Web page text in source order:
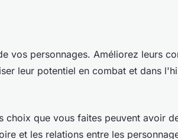
vos personnages. Améliorez leurs
leur potentiel en combat et dans
choix que vous faites peuvent avoir
et les relations entre les